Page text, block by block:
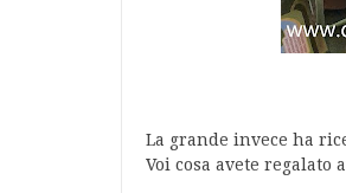
La grande invece ha
Voi cosa avete regalato